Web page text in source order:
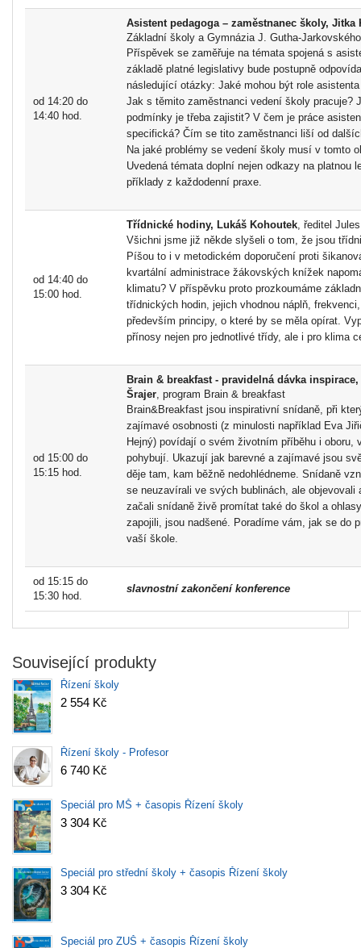
od 14:20 do
14:40 hod.
Asistent pedagoga – zaměstnanec školy, Jitka
Základní školy a Gymnázia J. Gutha-Jarkovského
Příspěvek se zaměřuje na témata spojená s
základě platné legislativy bude postupně
následující otázky: Jaké mohou být role
Jak s těmito zaměstnanci vedení školy pracuje?
podmínky je třeba zajistit? V čem je práce
specifická? Čím se tito zaměstnanci liší od
Na jaké problémy se vedení školy musí v tomto
Uvedená témata doplní nejen odkazy na platnou
příklady z každodenní praxe.
od 14:40 do
15:00 hod.
Třídnické hodiny, Lukáš Kohoutek , ředitel
Všichni jsme již někde slyšeli o tom, že jsou
Píšou to i v metodickém doporučení proti
kvartální administrace žákovských knížek
klimatu? V příspěvku proto prozkoumáme
třídnických hodin, jejich vhodnou náplň,
především principy, o které by se měla opírat.
přínosy nejen pro jednotlivé třídy, ale i pro klima
od 15:00 do
15:15 hod.
Brain & breakfast - pravidelná dávka
Šrajer , program Brain & breakfast
Brain&Breakfast jsou inspirativní snídaně, při
zajímavé osobnosti (z minulosti například Eva
Hejný) povídají o svém životním příběhu i oboru,
pohybují. Ukazují jak barevné a zajímavé jsou
děje tam, kam běžně nedohlédneme. Snídaně
se neuzavírali ve svých bublinách, ale objevovali
začali snídaně živě promítat také do škol a
zapojili, jsou nadšené. Poradíme vám, jak se do
vaší škole.
od 15:15 do
15:30 hod.
slavnostní zakončení konference
Související produkty
Řízení školy
2 554 Kč
Řízení školy - Profesor
6 740 Kč
Speciál pro MŠ + časopis Řízení školy
3 304 Kč
Speciál pro střední školy + časopis Řízení školy
3 304 Kč
Speciál pro ZUŠ + časopis Řízení školy